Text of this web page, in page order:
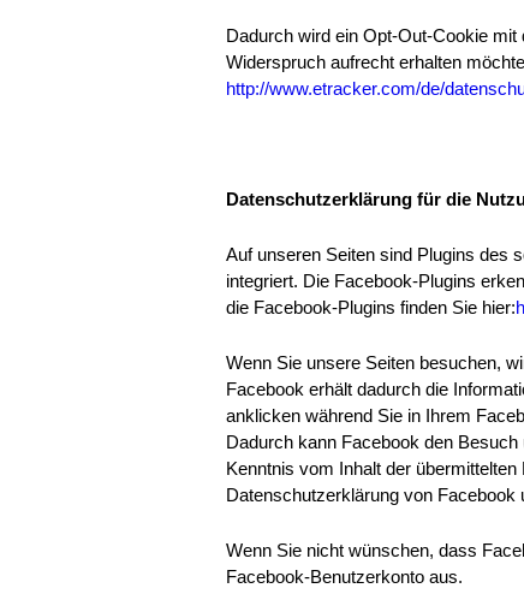
Dadurch wird ein Opt-Out-Cookie
Widerspruch aufrecht erhalten
http://www.etracker.com/de/
Datenschutzerklärung für die
Auf unseren Seiten sind Plugins des
integriert. Die Facebook-Plugins
die Facebook-Plugins finden Sie hier:
Wenn Sie unsere Seiten besuchen,
Facebook erhält dadurch die
anklicken während Sie in Ihrem
Dadurch kann Facebook den
Kenntnis vom Inhalt der
Datenschutzerklärung von Facebook
Wenn Sie nicht wünschen, dass
Facebook-Benutzerkonto aus.